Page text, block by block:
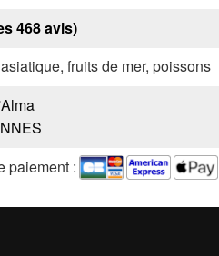
468 avis)
fruits de mer, poissons
paiement :